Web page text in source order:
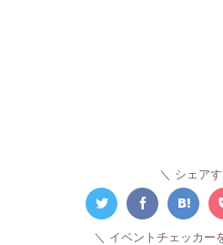
シェア
イベントチェッカー